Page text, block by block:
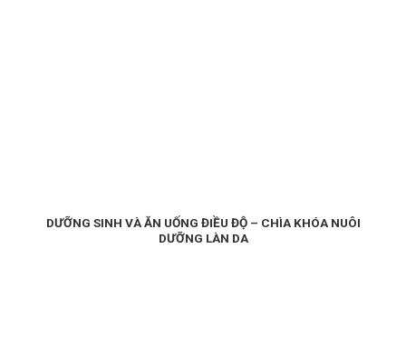
DƯỠNG SINH VÀ ĂN UỐNG ĐIỀU ĐỘ – CHÌA KHÓA NUÔI
DƯỠNG LÀN DA